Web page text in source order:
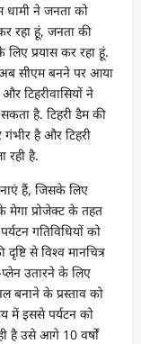
धामी ने जनता को
रहा हूं, जनता की
प्रयास कर रहा हूं.
सीएम बनने पर आया
टिहरीवासियों ने
है. टिहरी डैम की
है और टिहरी
रही है.
हैं, जिसके लिए
मेगा प्रोजेक्ट के तहत
गतिविधियों को
से विश्व मानचित्र
उतारने के लिए
बनाने के प्रस्ताव को
में इससे पर्यटन को
है उसे आगे 10 वर्षों